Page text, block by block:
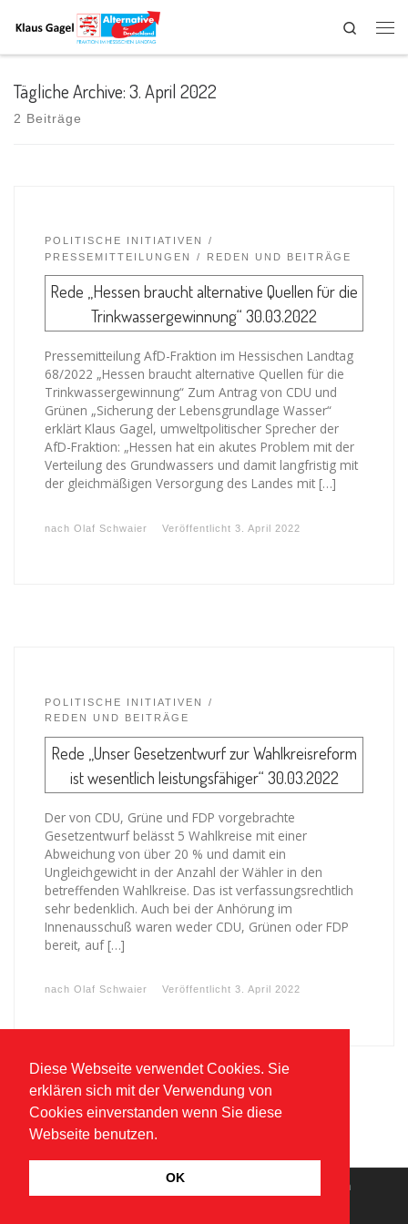
Diese Webseite verwendet Cookies. Sie
erklären sich mit der Verwendung von
Cookies einverstanden wenn Sie diese
Webseite benutzen.
OK
Search
Tägliche Archive:3. April 2022
2 Beiträge
POLITISCHE INITIATIVEN
PRESSEMITTEILUNGEN
REDEN UND BEITRÄGE
Rede „Hessen braucht alternative Quellen für die
Trinkwassergewinnung“ 30.03.2022
Pressemitteilung AfD-Fraktion im Hessischen Landtag
68/2022 „Hessen braucht alternative Quellen für die
Trinkwassergewinnung“ Zum Antrag von CDU und
Grünen „Sicherung der Lebensgrundlage Wasser“
erklärt Klaus Gagel, umweltpolitischer Sprecher der
AfD-Fraktion: „Hessen hat ein akutes Problem mit der
Verteilung des Grundwassers und damit langfristig mit
der gleichmäßigen Versorgung des Landes mit […]
nachOlaf Schwaier Veröffentlicht3. April 2022
POLITISCHE INITIATIVEN
REDEN UND BEITRÄGE
Rede „Unser Gesetzentwurf zur Wahlkreisreform
ist wesentlich leistungsfähiger“ 30.03.2022
Der von CDU, Grüne und FDP vorgebrachte
Gesetzentwurf belässt 5 Wahlkreise mit einer
Abweichung von über 20 % und damit ein
Ungleichgewicht in der Anzahl der Wähler in den
betreffenden Wahlkreise. Das ist verfassungsrechtlich
sehr bedenklich. Auch bei der Anhörung im
Innenausschuß waren weder CDU, Grünen oder FDP
bereit, auf […]
nachOlaf Schwaier Veröffentlicht3. April 2022
Klaus Gagel
Alle Rechte vorbehalten